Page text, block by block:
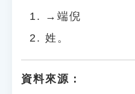
→端倪
姓。
資料來源：